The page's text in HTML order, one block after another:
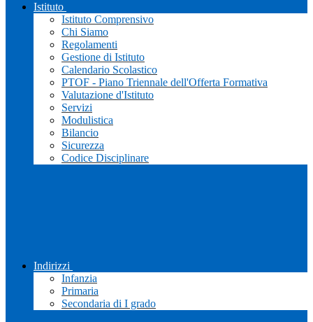
Istituto
Istituto Comprensivo
Chi Siamo
Regolamenti
Gestione di Istituto
Calendario Scolastico
PTOF - Piano Triennale dell'Offerta Formativa
Valutazione d'Istituto
Servizi
Modulistica
Bilancio
Sicurezza
Codice Disciplinare
Indirizzi
Infanzia
Primaria
Secondaria di I grado